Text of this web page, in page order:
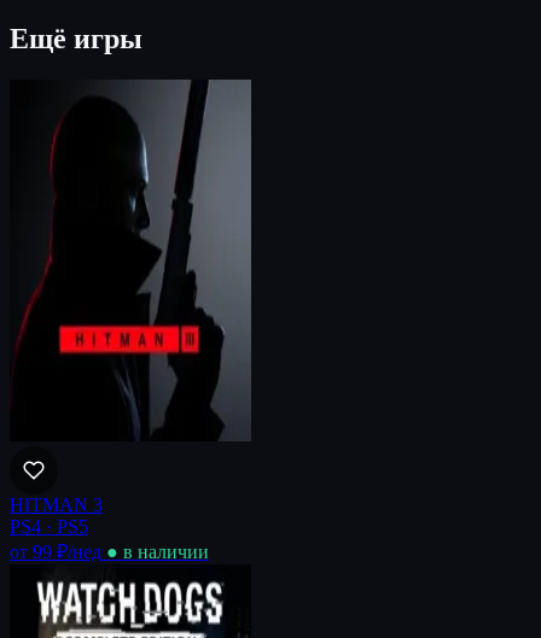
Ещё игры
HITMAN 3
PS4 · PS5
от 99 ₽/нед ● в наличии